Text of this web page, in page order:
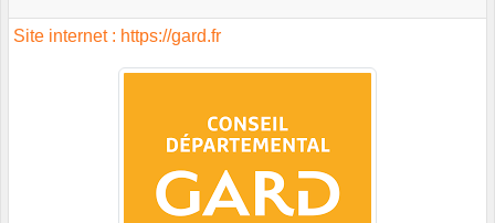
Site internet : https://gard.fr